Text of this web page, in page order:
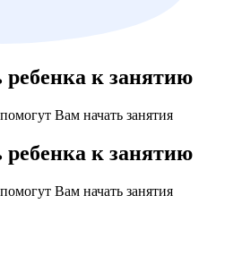
ребенка к занятию
Вам начать занятия
ребенка к занятию
Вам начать занятия